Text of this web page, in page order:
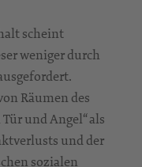
scheint
weniger durch
Räumen des
und Angel“ als
und der
sozialen